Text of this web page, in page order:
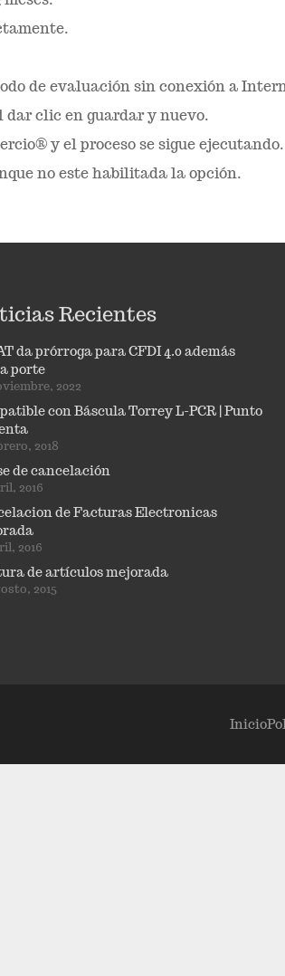
de evaluación sin conexión a
dar clic en guardar y nuevo.
y el proceso se sigue ejecutando.
no este habilitada la opción.
Recientes
da prórroga para CFDI 4.0 además
porte
2022
con Báscula Torrey L-PCR | Punto
2018
de cancelación
2016
de Facturas Electronicas
2016
de artículos mejorada
2015
Inicio